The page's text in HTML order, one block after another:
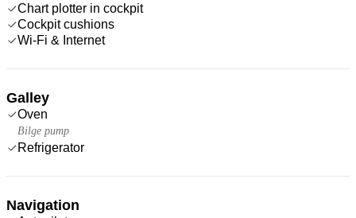
Chart plotter in cockpit
Cockpit cushions
Wi-Fi & Internet
Galley
Oven
Bilge pump
Refrigerator
Navigation